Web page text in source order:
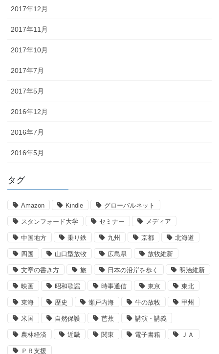
2017年12月
2017年11月
2017年10月
2017年7月
2017年5月
2016年12月
2016年7月
2016年5月
タグ
Amazon Kindle グローバルネット
スタンフォード大学 セミナー メディア
中国地方 乗り鉄 九州 京都 北海道
四国 山口型放牧 広島県 放牧維新
文章の書き方 旅 日本の沿岸を歩く 明治維新
映画 昭和歌謡 時事通信 東京 東北
東海 歴史 瀬戸内海 牛の放牧 甲州
米国 自然保護 芭蕉 講演・講義
農林経済 近畿 関東 電子書籍 ＪＡ
ＰＲ支援